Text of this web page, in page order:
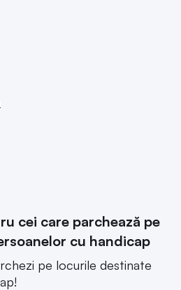
cei care parchează pe
cu handicap
pe locurile destinate